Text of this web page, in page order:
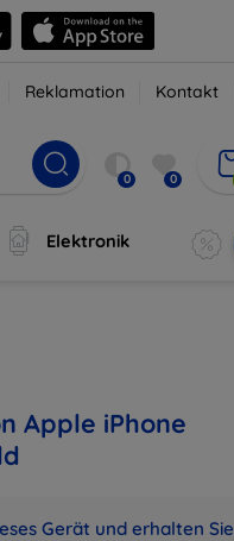
Reklamation Kontakt
0 0
Elektronik
Apple iPhone
Gerät und erhalten Sie